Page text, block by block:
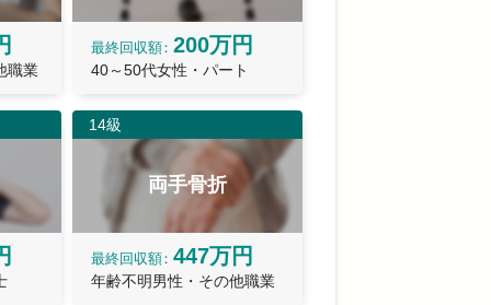
職業
最終回収額 200万円
40～50代女性・パート
14級
両手骨折
最終回収額 447万円
年齢不明男性・その他職業